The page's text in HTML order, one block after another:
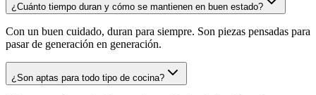
¿Cuánto tiempo duran y cómo se mantienen en buen estado?
Con un buen cuidado, duran para siempre. Son piezas pensadas para
pasar de generación en generación.
¿Son aptas para todo tipo de cocina?